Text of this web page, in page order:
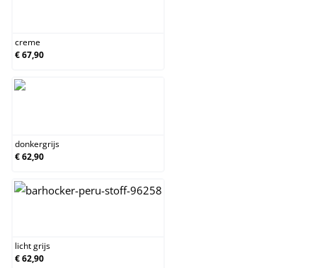
creme
€ 67,90
donkergrijs
€ 62,90
licht grijs
€ 62,90